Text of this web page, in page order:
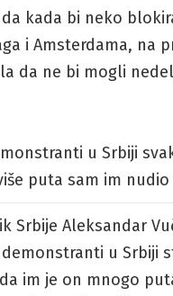
kada bi neko
i Amsterdama, na
da ne bi mogli
u Srbiji
puta sam im
Srbije Aleksandar
u Srbiji
im je on mnogo